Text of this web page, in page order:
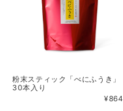
粉末スティック「べにふうき」
30本入り
¥864